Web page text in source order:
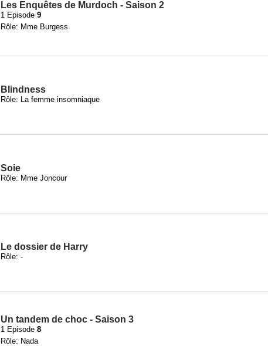
Les Enquêtes de Murdoch - Saison 2
1 Episode 9
Rôle: Mme Burgess
Blindness
Rôle: La femme insomniaque
Soie
Rôle: Mme Joncour
Le dossier de Harry
Rôle: -
Un tandem de choc - Saison 3
1 Episode 8
Rôle: Nada